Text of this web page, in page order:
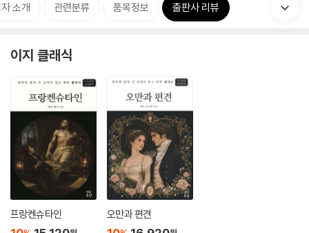
소개 관련분류 품목정보 출판사 리뷰
이지 클래식
프랑켄슈타인 오만과 편견